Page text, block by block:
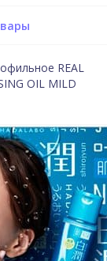
REAL
OIL MILD